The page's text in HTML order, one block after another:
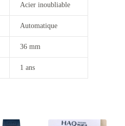
Acier inoubliable
Automatique
36 mm
1 ans